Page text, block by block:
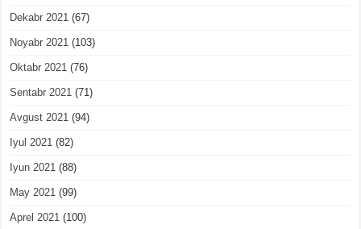
Dekabr 2021 (67)
Noyabr 2021 (103)
Oktabr 2021 (76)
Sentabr 2021 (71)
Avgust 2021 (94)
Iyul 2021 (82)
Iyun 2021 (88)
May 2021 (99)
Aprel 2021 (100)